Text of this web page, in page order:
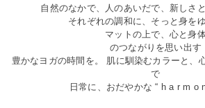
自然のなかで、人のあいだで、新しさ
それぞれの調和に、そっと身をゆ
マットの上で、心と身
のつながりを思い出す
豊かなヨガの時間を。 肌に馴染むカラーと、
で
日常に、おだやかな “ h a r m o n